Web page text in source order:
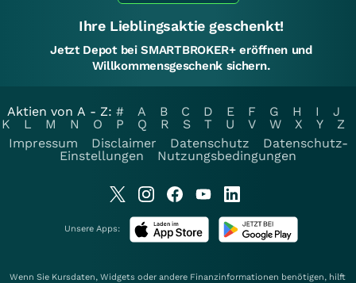
Ihre Lieblingsaktie geschenkt!
Jetzt Depot bei SMARTBROKER+ eröffnen und
Willkommensgeschenk sichern.
Aktien von A - Z: # A B C D E F G H I
J
K
L M N O P Q R S T U V W X Y
Z
Impressum
Disclaimer Datenschutz
Datenschutz-
Einstellungen
Nutzungsbedingungen
Unsere Apps:
Wenn Sie Kursdaten, Widgets oder andere Finanzinformationen benötigen, hilft